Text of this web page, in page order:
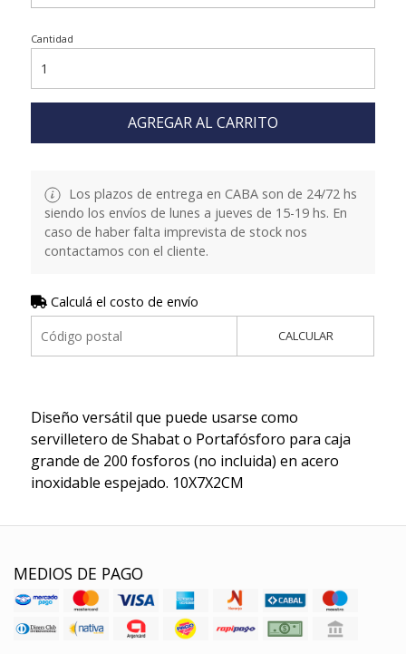
Cantidad
AGREGAR AL CARRITO
Los plazos de entrega en CABA son de 24/72 hs
siendo los envíos de lunes a jueves de 15-19 hs. En
caso de haber falta imprevista de stock nos
contactamos con el cliente.
Calculá el costo de envío
CALCULAR
Diseño versátil que puede usarse como
servilletero de Shabat o Portafósforo para caja
grande de 200 fosforos (no incluida) en acero
inoxidable espejado. 10X7X2CM
MEDIOS DE PAGO